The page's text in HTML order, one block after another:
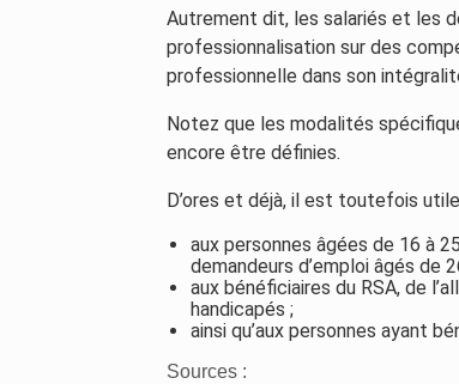
Autrement dit, les salariés et les
professionnalisation sur des
professionnelle dans son
Notez que les modalités
encore être définies.
D’ores et déjà, il est toutefois
aux personnes âgées de 16 à
demandeurs d’emploi âgés de
aux bénéficiaires du RSA, de
handicapés ;
ainsi qu’aux personnes ayant
Sources :